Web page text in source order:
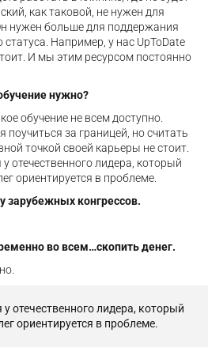
как таковой, не нужен для
нужен больше для поддержания
статуса. Например, у нас UpToDate
И мы этим ресурсом постоянно
нужно?
обучение не всем доступно.
поучиться за границей, но считать
точкой своей карьеры не стоит.
отечественного лидера, который
ориентируется в проблеме.
зарубежных конгрессов.
во всем…скопить денег.
отечественного лидера, который
ориентируется в проблеме.